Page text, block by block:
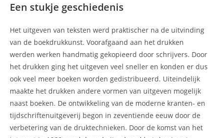
Een stukje geschiedenis
Het uitgeven van teksten werd praktischer na de uitvinding
van de boekdrukkunst. Voorafgaand aan het drukken
werden werken handmatig gekopieerd door schrijvers. Door
het drukken ging het uitgeven veel sneller en konden er dus
ook veel meer boeken worden gedistribueerd. Uiteindelijk
maakte het drukken andere vormen van uitgeven mogelijk
naast boeken. De ontwikkeling van de moderne kranten- en
tijdschriftenuitgeverij begon in zeventiende eeuw door de
verbetering van de druktechnieken. Door de komst van het